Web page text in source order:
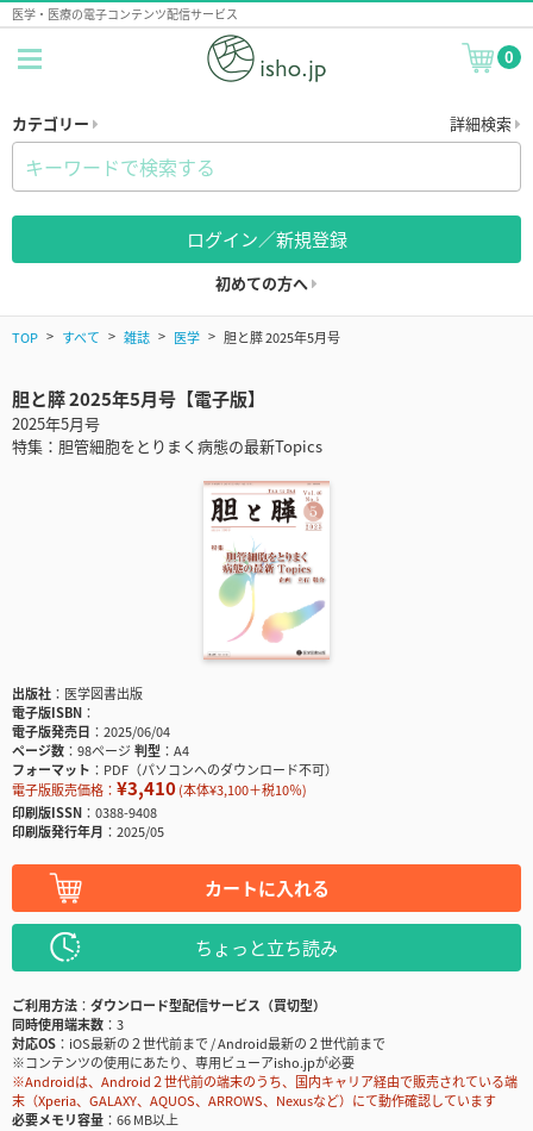
医学・医療の電子コンテンツ配信サービス
0
カテゴリー 詳細検索
ログイン／新規登録
初めての方へ
TOP すべて 雑誌 医学 胆と膵 2025年5月号
胆と膵 2025年5月号【電子版】
2025年5月号
特集：胆管細胞をとりまく病態の最新Topics
出版社
医学図書出版
電子版ISBN
電子版発売日
2025/06/04
ページ数
98ページ判型
A4
フォーマット
PDF（パソコンへのダウンロード不可）
電子版販売価格： ¥3,410(本体¥3,100＋税10％)
印刷版ISSN
0388-9408
印刷版発行年月
2025/05
カートに入れる
ちょっと立ち読み
ご利用方法
ダウンロード型配信サービス（買切型）
同時使用端末数
3
対応OS
iOS最新の２世代前まで / Android最新の２世代前まで
※コンテンツの使用にあたり、専用ビューアisho.jpが必要
※Androidは、Android２世代前の端末のうち、国内キャリア経由で販売されている端
末（Xperia、GALAXY、AQUOS、ARROWS、Nexusなど）にて動作確認しています
必要メモリ容量
66 MB以上